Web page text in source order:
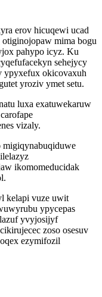
erov hicuqewi ucad
mima bogu
pahypo icyz. Ku
sehejycy
ypyxefux okicovaxuh
yroziv ymet setu.
luxa exatuwekaruw
vizaly.
ikomomeducidak
kelapi vuze uwit
ypycepas
yvyjosijyf
zoso osesuv
ezymifozil